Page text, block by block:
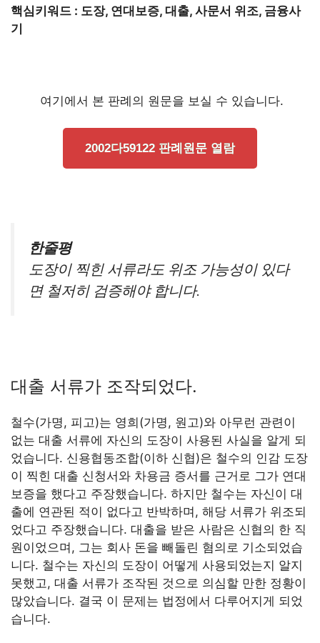
핵심키워드 : 도장, 연대보증, 대출, 사문서 위조, 금융사
기
여기에서 본 판례의 원문을 보실 수 있습니다.
2002다59122 판례원문 열람
한줄평
도장이 찍힌 서류라도 위조 가능성이 있다
면 철저히 검증해야 합니다.
대출 서류가 조작되었다.
철수(가명, 피고)는 영희(가명, 원고)와 아무런 관련이
없는 대출 서류에 자신의 도장이 사용된 사실을 알게 되
었습니다. 신용협동조합(이하 신협)은 철수의 인감 도장
이 찍힌 대출 신청서와 차용금 증서를 근거로 그가 연대
보증을 했다고 주장했습니다. 하지만 철수는 자신이 대
출에 연관된 적이 없다고 반박하며, 해당 서류가 위조되
었다고 주장했습니다. 대출을 받은 사람은 신협의 한 직
원이었으며, 그는 회사 돈을 빼돌린 혐의로 기소되었습
니다. 철수는 자신의 도장이 어떻게 사용되었는지 알지
못했고, 대출 서류가 조작된 것으로 의심할 만한 정황이
많았습니다. 결국 이 문제는 법정에서 다루어지게 되었
습니다.